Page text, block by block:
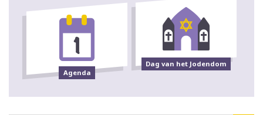
Agenda
Dag van het Jodendom